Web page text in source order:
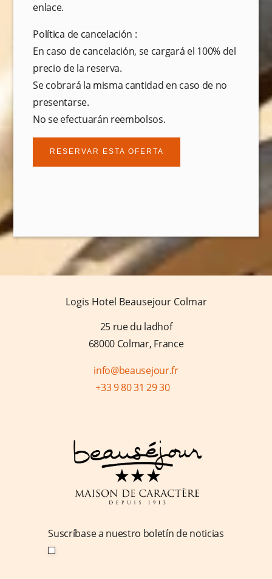
enlace.
Política de cancelación :
En caso de cancelación, se cargará el 100% del
precio de la reserva.
Se cobrará la misma cantidad en caso de no
presentarse.
No se efectuarán reembolsos.
RESERVAR ESTA OFERTA
Logis Hotel Beausejour Colmar
25 rue du ladhof
68000 Colmar, France
info@beausejour.fr
+33 9 80 31 29 30
Suscríbase a nuestro boletín de noticias
La Casa
Entre la tradición y la modernidad
Salón y jardín
Nuestras buenas direcciones en Colmar
Alrededor de Colmar
En bicicleta
Nuestras actividades familiares imprescindibles
Qué ver y hacer esta semana... Colmar y su región
Comentarios de los clientes